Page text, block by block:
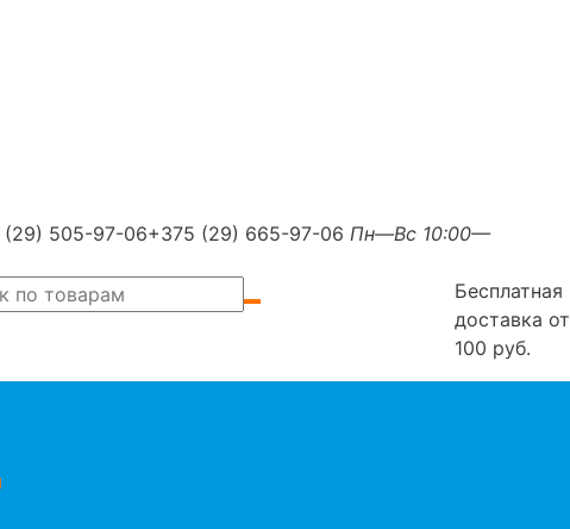
(29) 505-97-06+375 (29) 665-97-06 Пн—Вс 10:00—
Бесплатная
доставка от
100 руб.